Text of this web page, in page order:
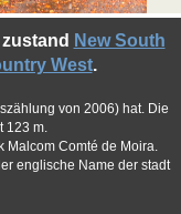
New South
West.
von 2006) hat. Die
123 m.
Malcom Comté de Moira.
englische Name der stadt